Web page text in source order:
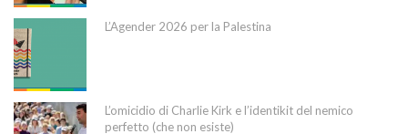
L’Agender 2026 per la Palestina
L’omicidio di Charlie Kirk e l’identikit del nemico
perfetto (che non esiste)